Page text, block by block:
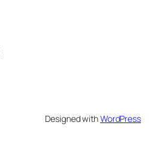
Designed withWordPress